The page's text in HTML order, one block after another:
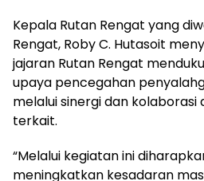
Kepala Rutan Rengat yang
Rengat, Roby C. Hutasoit
jajaran Rutan Rengat
upaya pencegahan
melalui sinergi dan kolaborasi
terkait.
“Melalui kegiatan ini
meningkatkan kesadaran